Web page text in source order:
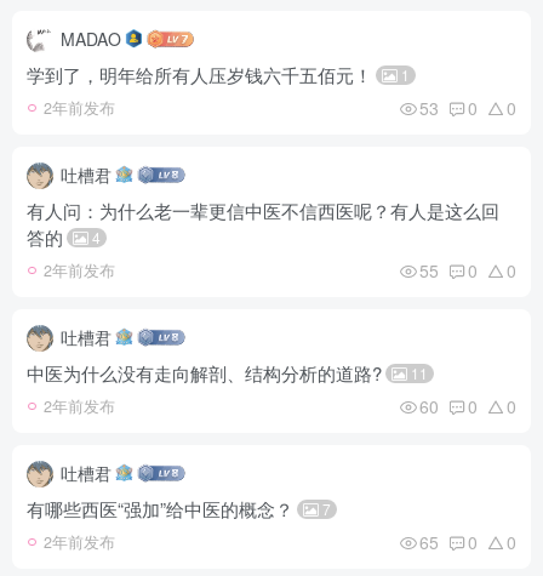
MADAO
学到了，明年给所有人压岁钱六千五佰元！ 1
2年前发布 53 0 0
吐槽君
有人问：为什么老一辈更信中医不信西医呢？有人是这么回
答的
4
2年前发布 55 0 0
吐槽君
中医为什么没有走向解剖、结构分析的道路? 11
2年前发布 60 0 0
吐槽君
有哪些西医“强加”给中医的概念？ 7
2年前发布 65 0 0